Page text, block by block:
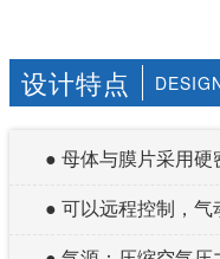
设计特点
● 母体与膜片采用硬密
● 可以远程控制，